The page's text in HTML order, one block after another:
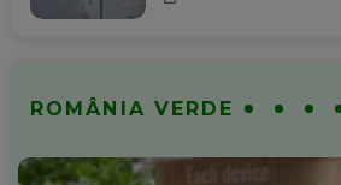
ROMÂNIA VERDE